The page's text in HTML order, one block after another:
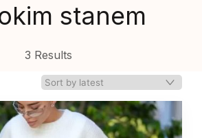
stanem
3 Results